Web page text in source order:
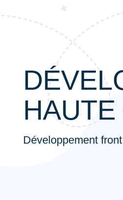
Développement